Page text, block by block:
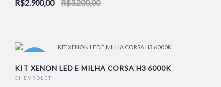
NOVO
R$2.900,00 R$3.200,00
KIT XENON LED E MILHA CORSA H3 6000K
CHEVROLET